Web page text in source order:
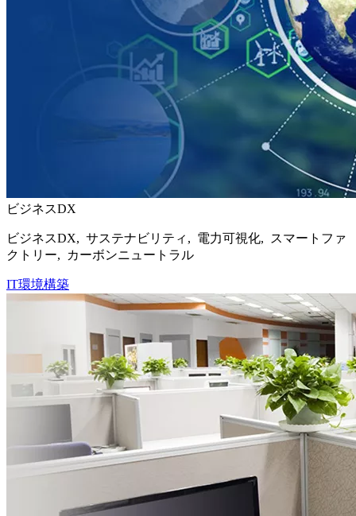
ビジネスDX
ビジネスDX, サステナビリティ, 電力可視化, スマートファ
クトリー, カーボンニュートラル
IT環境構築